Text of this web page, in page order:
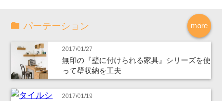
more
パーテーション
2017/01/27
無印の『壁に付けられる家具』シリーズを使
って壁収納を工夫
2017/01/19